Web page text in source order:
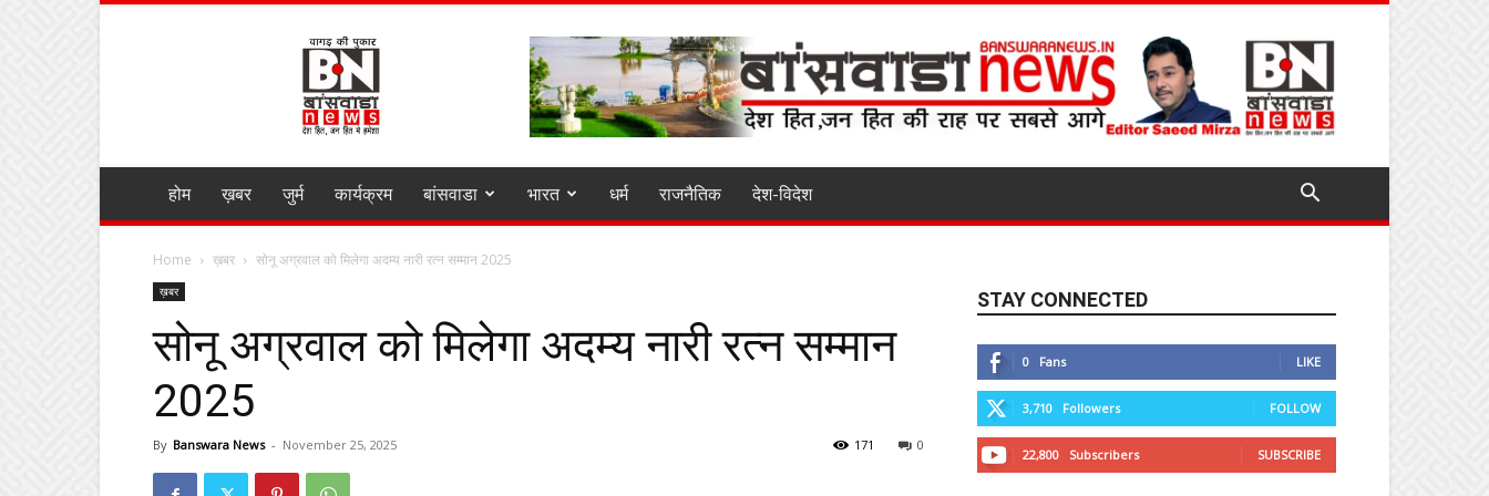
BANSWARA
NEWS
MIRZA
होम ख़बर जुर्म कार्यक्रम बांसवाडा भारत धर्म राजनैतिक देश-विदेश
Home ख़बर सोनू अग्रवाल को मिलेगा अदम्य नारी रत्न सम्मान 2025
ख़बर
सोनू अग्रवाल को मिलेगा अदम्य नारी रत्न सम्मान
2025
By Banswara News - November 25, 2025 0
171
STAY CONNECTED
0 Fans LIKE
3,710 Followers FOLLOW
22,800 Subscribers SUBSCRIBE